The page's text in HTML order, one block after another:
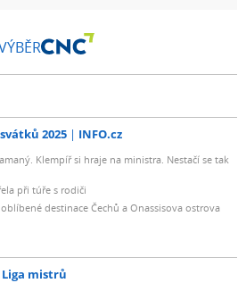
2025 INFO.cz
Klempíř si hraje na ministra. Nestačí se tak
při túře s rodiči
destinace Čechů a Onassisova ostrova
Liga mistrů